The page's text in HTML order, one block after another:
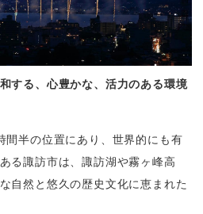
する、心豊かな、活力のある環境
間半の位置にあり、世界的にも有
る諏訪市は、諏訪湖や霧ヶ峰高
自然と悠久の歴史文化に恵まれた